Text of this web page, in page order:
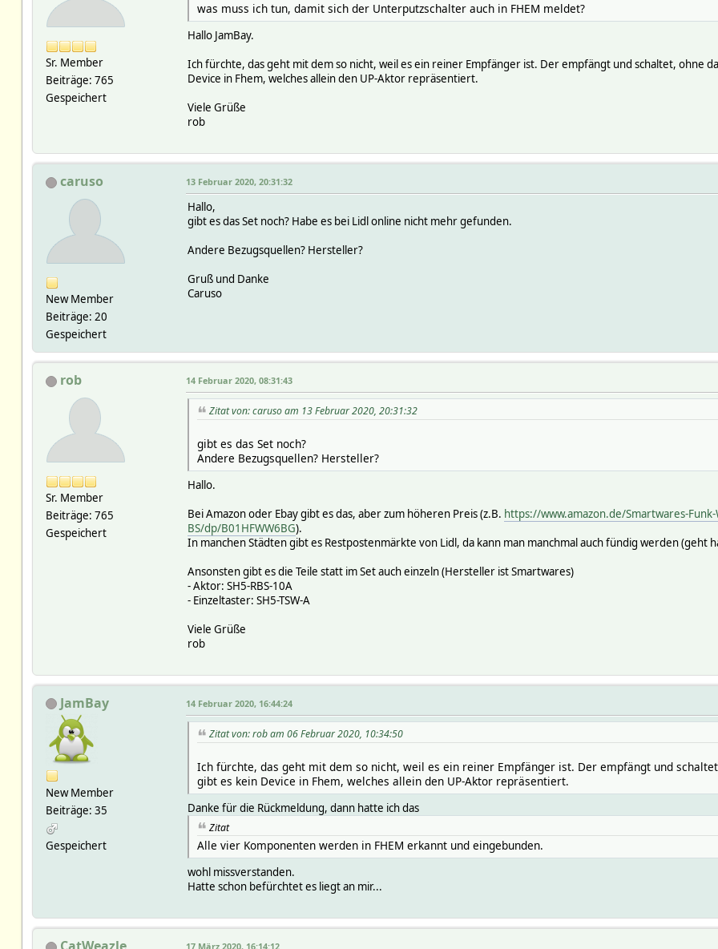
Sr. Member
Beiträge: 765
Gespeichert
was muss ich tun, damit sich der Unterputzschalter auch in FHEM meldet?
Hallo JamBay.
Ich fürchte, das geht mit dem so nicht, weil es ein reiner Empfänger ist. Der empfängt und schaltet, ohne
Device in Fhem, welches allein den UP-Aktor repräsentiert.
Viele Grüße
rob
caruso
New Member
Beiträge: 20
Gespeichert
13 Februar 2020, 20:31:32
Hallo,
gibt es das Set noch? Habe es bei Lidl online nicht mehr gefunden.
Andere Bezugsquellen? Hersteller?
Gruß und Danke
Caruso
rob
Sr. Member
Beiträge: 765
Gespeichert
14 Februar 2020, 08:31:43
Zitat von: caruso am 13 Februar 2020, 20:31:32
gibt es das Set noch?
Andere Bezugsquellen? Hersteller?
Hallo.
Bei Amazon oder Ebay gibt es das, aber zum höheren Preis (z.B. https://www.amazon.de/Smartwares-Funk-
BS/dp/B01HFWW6BG).
In manchen Städten gibt es Restpostenmärkte von Lidl, da kann man manchmal auch fündig werden (geht
Ansonsten gibt es die Teile statt im Set auch einzeln (Hersteller ist Smartwares)
- Aktor: SH5-RBS-10A
- Einzeltaster: SH5-TSW-A
Viele Grüße
rob
JamBay
New Member
Beiträge: 35
Gespeichert
14 Februar 2020, 16:44:24
Zitat von: rob am 06 Februar 2020, 10:34:50
Ich fürchte, das geht mit dem so nicht, weil es ein reiner Empfänger ist. Der empfängt und
gibt es kein Device in Fhem, welches allein den UP-Aktor repräsentiert.
Danke für die Rückmeldung, dann hatte ich das
Zitat
Alle vier Komponenten werden in FHEM erkannt und eingebunden.
wohl missverstanden.
Hatte schon befürchtet es liegt an mir...
17 März 2020, 16:14:12